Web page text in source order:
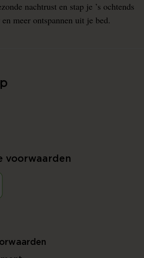
nachtrust en stap je ’s ochtends
meer ontspannen uit je bed.
voorwaarden